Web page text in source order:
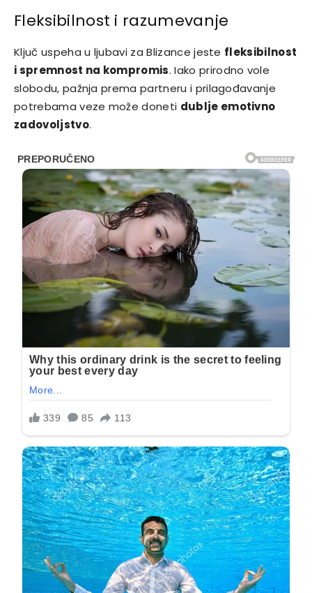
Fleksibilnost i razumevanje
Ključ uspeha u ljubavi za Blizance jeste fleksibilnost
i spremnost na kompromis. Iako prirodno vole
slobodu, pažnja prema partneru i prilagođavanje
potrebama veze može doneti dublje emotivno
zadovoljstvo.